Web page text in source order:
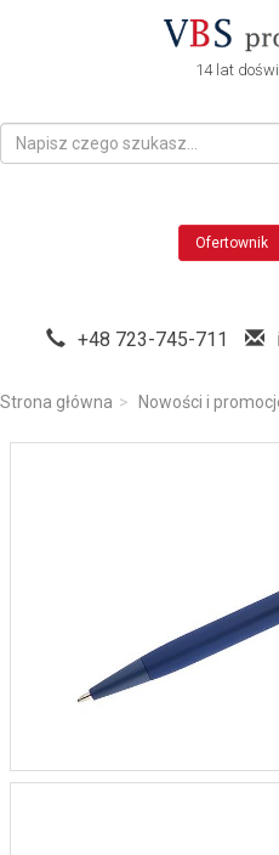
14 lat
Ofertownik
+48 723-745-711
Strona główna Nowości i